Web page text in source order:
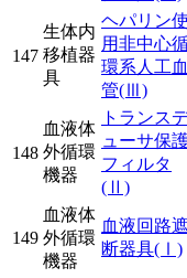
147
生体内
移植器
具
ヘパリン使
用非中心
環系人工血
管(Ⅲ)
148
血液体
外循環
機器
トランス
ューサ保
フィルタ
(Ⅱ)
149
血液体
外循環
機器
血液回路遮
断器具(Ⅰ)